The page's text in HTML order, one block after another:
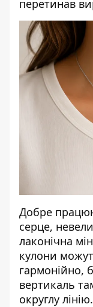
перетинав
Добре
серце,
лаконічна
кулони
гармонійно,
вертикаль
округлу лінію.